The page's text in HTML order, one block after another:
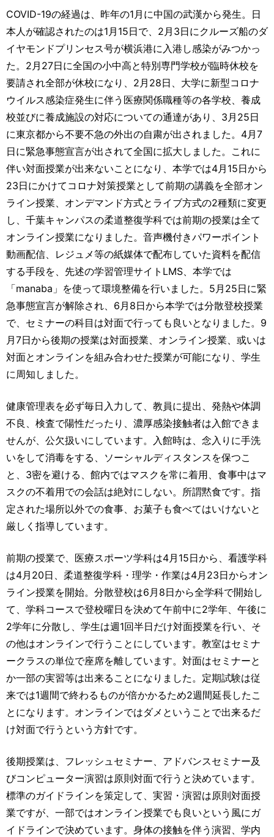
COVID-19の経過は、昨年の1月に中国の武漢から発生。日
本人が確認されたのは1月15日で、2月3日にクルーズ船のダ
イヤモンドプリンセス号が横浜港に入港し感染がみつかっ
た。2月27日に全国の小中高と特別専門学校が臨時休校を
要請され全部が休校になり、2月28日、大学に新型コロナ
ウイルス感染症発生に伴う医療関係職種等の各学校、養成
校並びに養成施設の対応についての通達があり、3月25日
に東京都から不要不急の外出の自粛が出されました。4月7
日に緊急事態宣言が出されて全国に拡大しました。これに
伴い対面授業が出来ないことになり、本学では4月15日から
23日にかけてコロナ対策授業として前期の講義を全部オン
ライン授業、オンデマンド方式とライブ方式の2種類に変更
し、千葉キャンパスの柔道整復学科では前期の授業は全て
オンライン授業になりました。音声機付きパワーポイント
動画配信、レジュメ等の紙媒体で配布していた資料を配信
する手段を、先述の学習管理サイトLMS、本学では
「manaba」を使って環境整備を行いました。5月25日に緊
急事態宣言が解除され、6月8日から本学では分散登校授業
で、セミナーの科目は対面で行っても良いとなりました。9
月7日から後期の授業は対面授業、オンライン授業、或いは
対面とオンラインを組み合わせた授業が可能になり、学生
に周知しました。
健康管理表を必ず毎日入力して、教員に提出、発熱や体調
不良、検査で陽性だったり、濃厚感染接触者は入館できま
せんが、公欠扱いにしています。入館時は、念入りに手洗
いをして消毒をする、ソーシャルディスタンスを保つこ
と、3密を避ける、館内ではマスクを常に着用、食事中はマ
スクの不着用での会話は絶対にしない。所謂黙食です。指
定された場所以外での食事、お菓子も食べてはいけないと
厳しく指導しています。
前期の授業で、医療スポーツ学科は4月15日から、看護学科
は4月20日、柔道整復学科・理学・作業は4月23日からオン
ライン授業を開始。分散登校は6月8日から全学科で開始し
て、学科コースで登校曜日を決めて午前中に2学年、午後に
2学年に分散し、学生は週1回半日だけ対面授業を行い、そ
の他はオンラインで行うことにしています。教室はセミナ
ークラスの単位で座席を離しています。対面はセミナーと
か一部の実習等は出来ることになりました。定期試験は従
来では1週間で終わるものが倍かかるため2週間延長したこ
とになります。オンラインではダメということで出来るだ
け対面で行うという方針です。
後期授業は、フレッシュセミナー、アドバンスセミナー及
びコンピューター演習は原則対面で行うと決めています。
標準のガイドラインを策定して、実習・演習は原則対面授
業ですが、一部ではオンライン授業でも良いという風にガ
イドラインで決めています。身体の接触を伴う演習、学内